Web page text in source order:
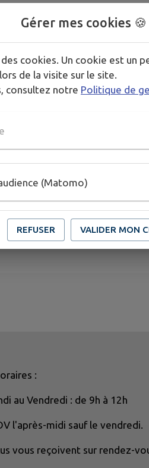
auprès de
est effectué sur rendez-
par Mairie de Cordon
D'INFORMATIONS
:
au Vendredi : de 9h à 12h
l'après-midi sauf le vendredi.
vous reçoivent sur rendez-
Gérer mes cookies 🍪
cookies. Un cookie est un
de la visite sur le site.
consultez notre Politique de
(Matomo)
REFUSER VALIDER MON